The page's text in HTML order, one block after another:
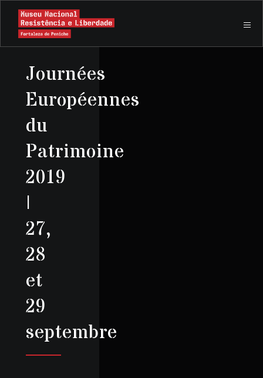
Journées
Européennes
du
Patrimoine
2019
|
27,
28
et
29
septembre